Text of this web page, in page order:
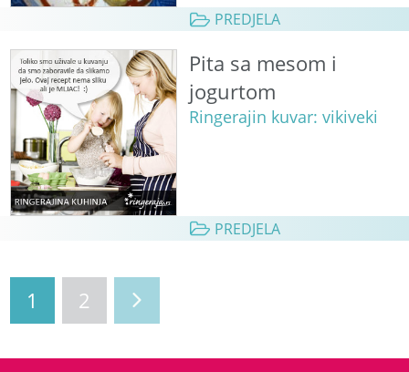
PREDJELA
Pita sa mesom i
jogurtom
Ringerajin kuvar: vikiveki
PREDJELA
1 2